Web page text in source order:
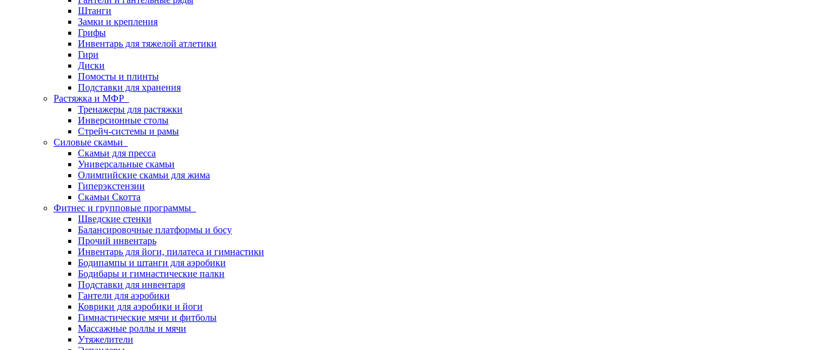
Штанги
Замки и крепления
Грифы
Инвентарь для тяжелой атлетики
Гири
Диски
Помосты и плинты
Подставки для хранения
Растяжка и МФР
Тренажеры для растяжки
Инверсионные столы
Стрейч-системы и рамы
Силовые скамьи
Скамьи для пресса
Универсальные скамьи
Олимпийские скамьи для жима
Гиперэкстензии
Скамьи Скотта
Фитнес и групповые программы
Шведские стенки
Балансировочные платформы и босу
Прочий инвентарь
Инвентарь для йоги, пилатеса и гимнастики
Бодипампы и штанги для аэробики
Бодибары и гимнастические палки
Подставки для инвентаря
Гантели для аэробики
Коврики для аэробики и йоги
Гимнастические мячи и фитболы
Массажные роллы и мячи
Утяжелители